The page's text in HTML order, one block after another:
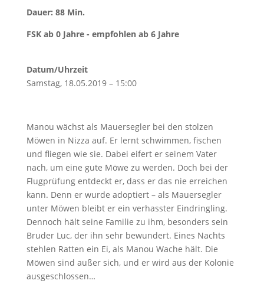
Dauer: 88 Min.
FSK ab 0 Jahre - empfohlen ab 6 Jahre
Datum/Uhrzeit
Samstag, 18.05.2019 – 15:00
Manou wächst als Mauersegler bei den stolzen
Möwen in Nizza auf. Er lernt schwimmen, fischen
und fliegen wie sie. Dabei eifert er seinem Vater
nach, um eine gute Möwe zu werden. Doch bei der
Flugprüfung entdeckt er, dass er das nie erreichen
kann. Denn er wurde adoptiert – als Mauersegler
unter Möwen bleibt er ein verhasster Eindringling.
Dennoch hält seine Familie zu ihm, besonders sein
Bruder Luc, der ihn sehr bewundert. Eines Nachts
stehlen Ratten ein Ei, als Manou Wache hält. Die
Möwen sind außer sich, und er wird aus der Kolonie
ausgeschlossen…